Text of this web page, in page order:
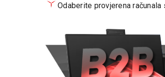
Odaberite provjerena